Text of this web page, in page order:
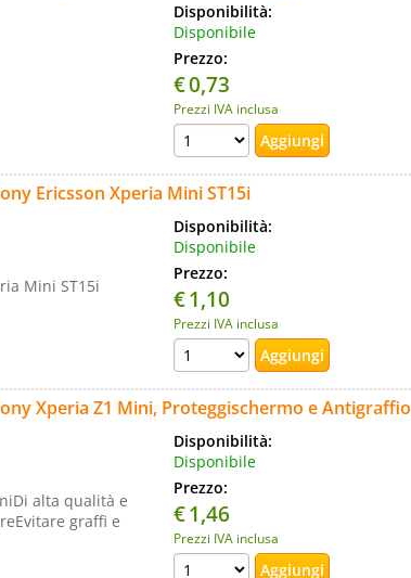
Disponibilità:
Disponibile
Prezzo:
€0,73
Prezzi IVA inclusa
Ericsson Xperia Mini ST15i
Mini ST15i
Disponibilità:
Disponibile
Prezzo:
€1,10
Prezzi IVA inclusa
Xperia Z1 Mini, Proteggischermo e Antigraffio
alta qualità e
graffi e
Disponibilità:
Disponibile
Prezzo:
€1,46
Prezzi IVA inclusa